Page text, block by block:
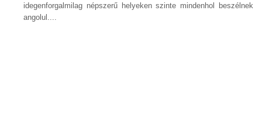
idegenforgalmilag népszerű helyeken szinte mindenhol beszélnek
angolul....